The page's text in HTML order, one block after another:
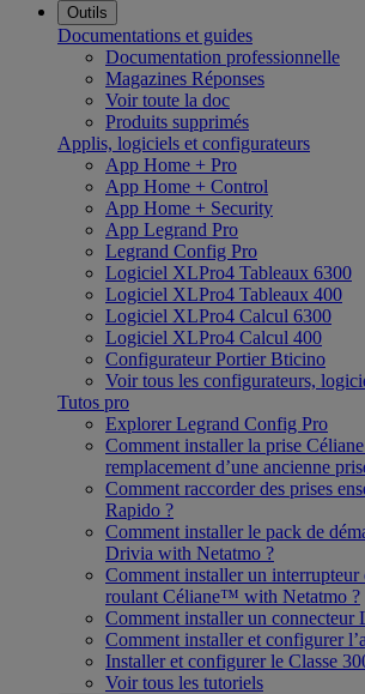
Outils
Documentations et guides
Documentation professionnelle
Magazines Réponses
Voir toute la doc
Produits supprimés
Applis, logiciels et configurateurs
App Home + Pro
App Home + Control
App Home + Security
App Legrand Pro
Legrand Config Pro
Logiciel XLPro4 Tableaux 6300
Logiciel XLPro4 Tableaux 400
Logiciel XLPro4 Calcul 6300
Logiciel XLPro4 Calcul 400
Configurateur Portier Bticino
Voir tous les configurateurs,
Tutos pro
Explorer Legrand Config Pro
Comment installer la prise
remplacement d’une ancienne
Comment raccorder des prises
Rapido ?
Comment installer le pack de
Drivia with Netatmo ?
Comment installer un
roulant Céliane™ with Netatmo ?
Comment installer un connecteur
Comment installer et configurer
Installer et configurer le Classe
Voir tous les tutoriels